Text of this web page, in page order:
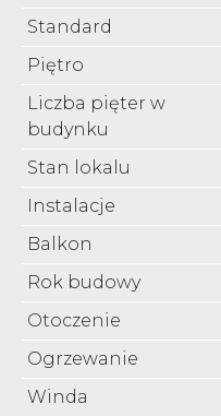
Standard
Piętro
Liczba pięter w
budynku
Stan lokalu
Instalacje
Balkon
Rok budowy
Otoczenie
Ogrzewanie
Winda